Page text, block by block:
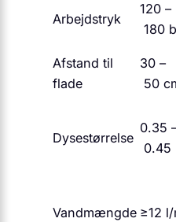
Arbejdstryk
120 –
180
Afstand til
flade
30 –
50
Dysestørrelse
0.35
0.45
Vandmængde ≥12